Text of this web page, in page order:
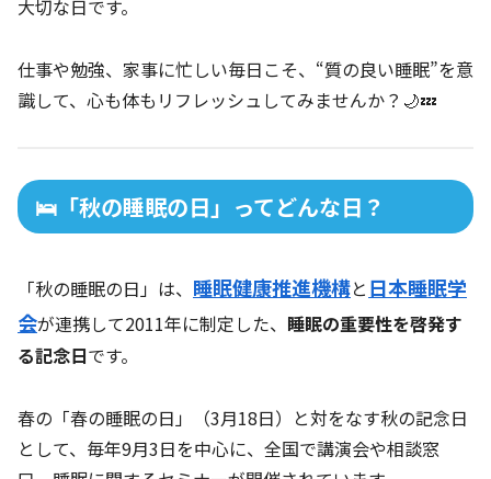
大切な日です。
仕事や勉強、家事に忙しい毎日こそ、“質の良い睡眠”を意
識して、心も体もリフレッシュしてみませんか？🌙💤
🛌「秋の睡眠の日」ってどんな日？
「秋の睡眠の日」は、 睡眠健康推進機構と 日本睡眠学
会が連携して2011年に制定した、 睡眠の重要性を啓発す
る記念日です。
春の「春の睡眠の日」（3月18日）と対をなす秋の記念日
として、毎年9月3日を中心に、全国で講演会や相談窓